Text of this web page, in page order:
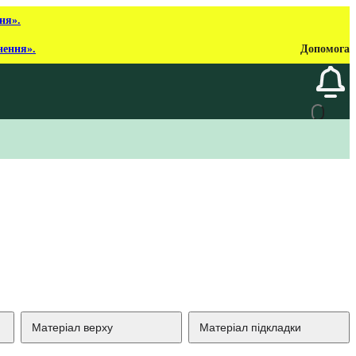
Допомога
Матеріал верху Матеріал підкладки